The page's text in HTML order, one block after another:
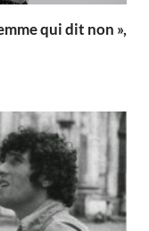
qui dit non »,